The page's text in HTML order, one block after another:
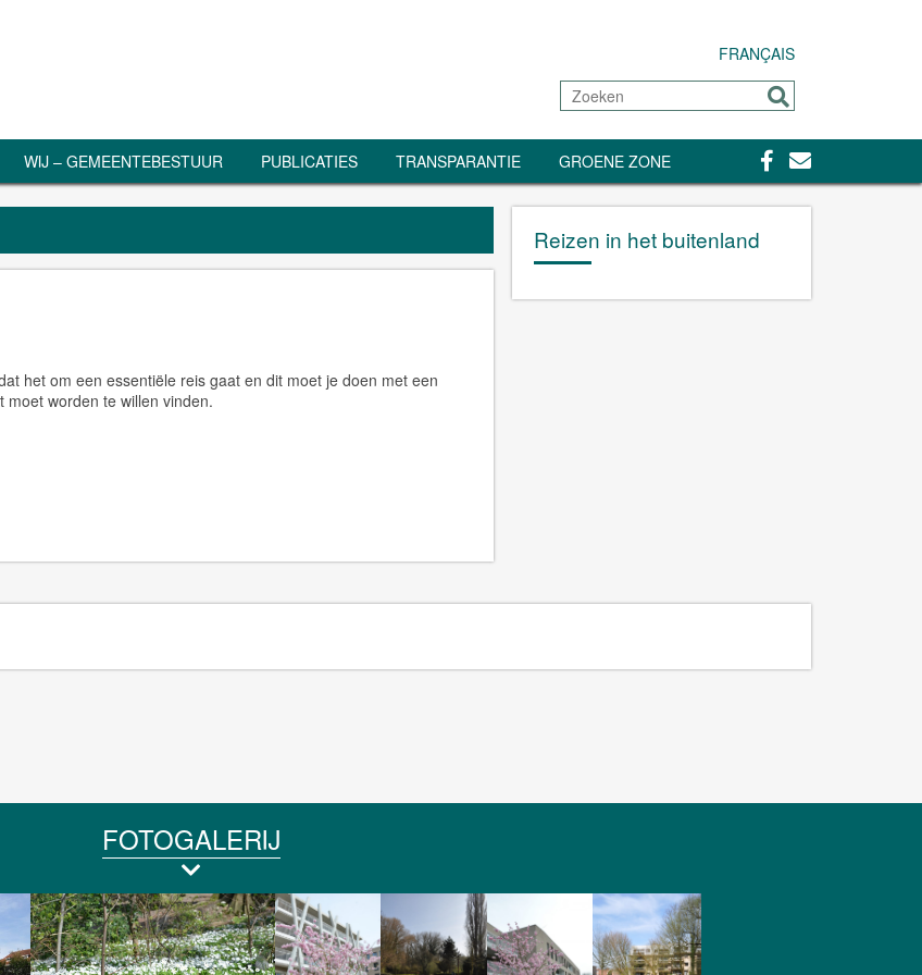
FRANÇAIS
Zoeken
Sturen
WIJ – GEMEENTEBESTUUR PUBLICATIES TRANSPARANTIE GROENE ZONE Facebook
Contact
het om een essentiële reis gaat en dit moet je doen met een
worden te willen vinden.
Reizen in het buitenland
FOTOGALERIJ